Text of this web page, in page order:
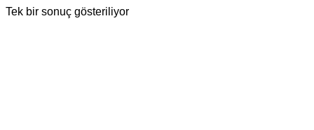
Tek bir sonuç gösteriliyor